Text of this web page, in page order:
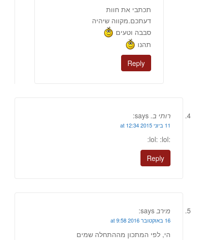
תכתבי את חוות
דעתכם.מקווה שיהיה
סבבה וטעים
תהנו
Reply
רותי ב. says:
11 ביוני 2015 at 12:34
:lol: :lol:
Reply
מירב says:
16 באוקטובר 2016 at 9:58
הי, לפי המתכון מההתחלה שמים